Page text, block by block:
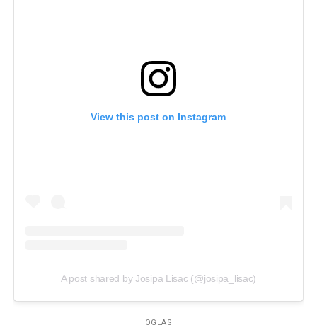
View this post on Instagram
A post shared by Josipa Lisac (@josipa_lisac)
OGLAS